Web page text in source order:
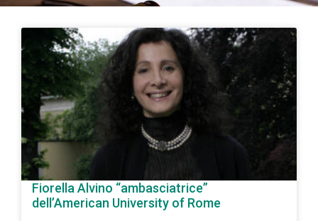
Fiorella Alvino “ambasciatrice”
dell’American University of Rome